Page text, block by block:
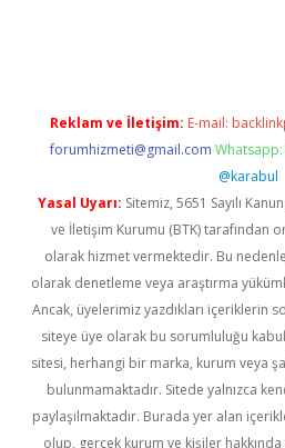
Reklam ve İletişim: E-mail:
forumhizmeti@gmail.com
@karabul
Yasal Uyarı: Sitemiz, 5651 Sayılı
ve İletişim Kurumu (BTK) tarafından
olarak hizmet vermektedir. Bu
olarak denetleme veya araştırma
Ancak, üyelerimiz yazdıkları içeriklerin
siteye üye olarak bu sorumluluğu
sitesi, herhangi bir marka, kurum veya
bulunmamaktadır. Sitede yalnızca
paylaşılmaktadır. Burada yer alan
olup, gerçek kurum ve kişiler hakkında